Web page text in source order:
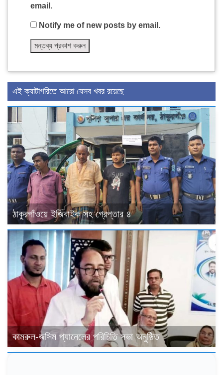
email.
Notify me of new posts by email.
এই ক্যাটাগরিতে আরো যেসব খবর রয়েছে
ঠাকুরগাঁওয়ে ইজিবাইক সহ গ্রেপ্তার ৪
কামরুল-জসিম প্যানেলের পরিচিতি সভা অনুষ্ঠিত